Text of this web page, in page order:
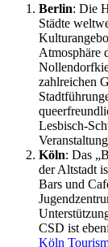
Berlin: Die
Städte
Atmosphäre
zahlreichen
Lesbisch-
Köln: Das
der Altstadt
Bars und
CSD ist
Köln